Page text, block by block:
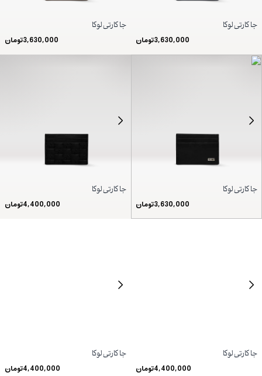
جا کارتی لوکا
3,630,000تومان
جا کارتی لوکا
3,630,000تومان
جا کارتی لوکا
3,630,000تومان
جا کارتی لوکا
4,400,000تومان
جا کارتی لوکا
4,400,000تومان
جا کارتی لوکا
4,400,000تومان